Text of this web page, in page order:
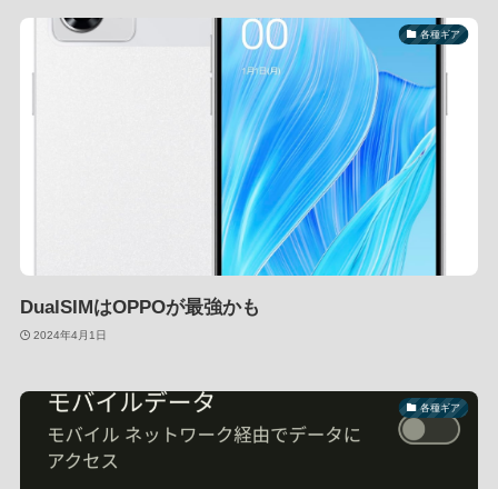
各種ギア
DualSIMはOPPOが最強かも
2024年4月1日
各種ギア